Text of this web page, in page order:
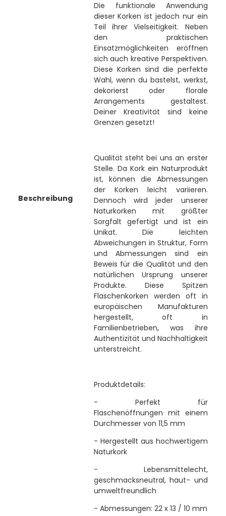
Beschreibung
Die funktionale Anwendung
dieser Korken ist jedoch nur ein
Teil ihrer Vielseitigkeit. Neben
den praktischen
Einsatzmöglichkeiten eröffnen
sich auch kreative Perspektiven.
Diese Korken sind die perfekte
Wahl, wenn du bastelst, werkst,
dekorierst oder florale
Arrangements gestaltest.
Deiner Kreativität sind keine
Grenzen gesetzt!
Qualität steht bei uns an erster
Stelle. Da Kork ein Naturprodukt
ist, können die Abmessungen
der Korken leicht variieren.
Dennoch wird jeder unserer
Naturkorken mit größter
Sorgfalt gefertigt und ist ein
Unikat. Die leichten
Abweichungen in Struktur, Form
und Abmessungen sind ein
Beweis für die Qualität und den
natürlichen Ursprung unserer
Produkte. Diese Spitzen
Flaschenkorken werden oft in
europäischen Manufakturen
hergestellt, oft in
Familienbetrieben, was ihre
Authentizität und Nachhaltigkeit
unterstreicht.
Produktdetails:
- Perfekt für
Flaschenöffnungen mit einem
Durchmesser von 11,5 mm
- Hergestellt aus hochwertigem
Naturkork
- Lebensmittelecht,
geschmacksneutral, haut- und
umweltfreundlich
- Abmessungen: 22 x 13 / 10 mm